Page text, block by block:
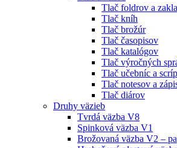
Tlač foldrov a
Tlač kníh
Tlač brožúr
Tlač časopisov
Tlač katalógov
Tlač výročných
Tlač učebníc a
Tlač notesov a
Tlač diárov
Druhy väzieb
Tvrdá väzba V8
Spinková väzba V1
Brožovaná väzba V2 –